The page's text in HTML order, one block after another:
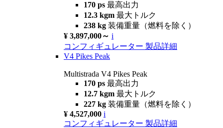
170 ps 最高出力
12.3 kgm 最大トルク
238 kg 装備重量（燃料を除く）
¥ 3,897,000～ i
コンフィギュレーター 製品詳細
V4 Pikes Peak
Multistrada V4 Pikes Peak
170 ps 最高出力
12.7 kgm 最大トルク
227 kg 装備重量（燃料を除く）
¥ 4,527,000 i
コンフィギュレーター 製品詳細